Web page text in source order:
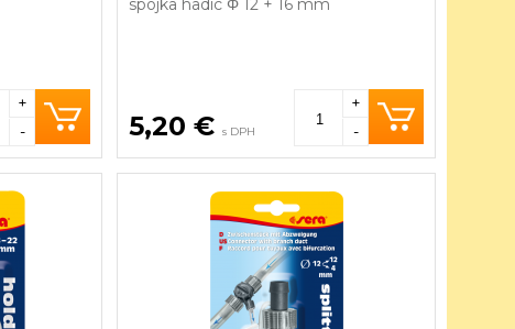
+
-
spojka hadíc Φ 12 + 16 mm
5,20 € s DPH
+
-